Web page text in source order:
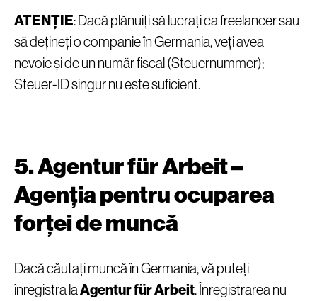
ATENȚIE: Dacă plănuiți să lucrați ca freelancer sau
să dețineți o companie în Germania, veți avea
nevoie și de un număr fiscal (Steuernummer);
Steuer-ID singur nu este suficient.
5. Agentur für Arbeit –
Agenția pentru ocuparea
forței de muncă
Dacă căutați muncă în Germania, vă puteți
înregistra laAgentur für Arbeit. Înregistrarea nu